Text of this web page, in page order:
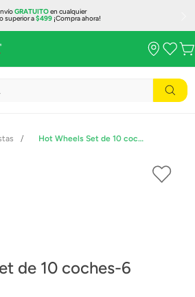
GRATUITOen cualquier
superior a$499¡Compra ahora!
Hot Wheels Set de 10 coches-6
de 10 coches-6